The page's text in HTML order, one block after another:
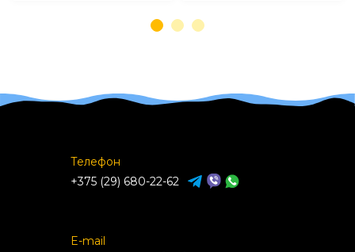
Телефон
+375 (29) 680-22-62
E-mail